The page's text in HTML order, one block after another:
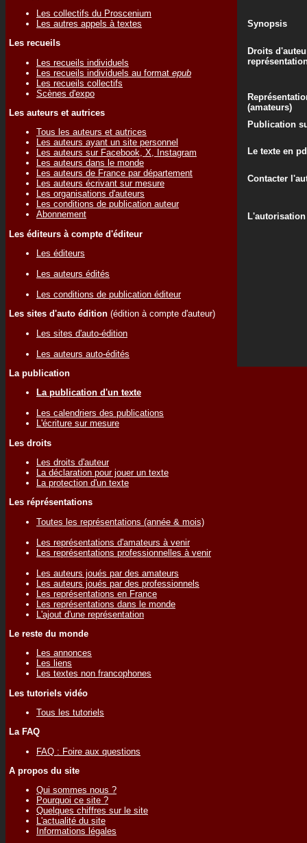
Les collectifs du Proscenium
Les autres appels à textes
Les recueils
Les recueils individuels
Les recueils individuels au format epub
Les recueils collectifs
Scènes d'expo
Les auteurs et autrices
Tous les auteurs et autrices
Les auteurs ayant un site personnel
Les auteurs sur Facebook, X, Instagram
Les auteurs dans le monde
Les auteurs de France par département
Les auteurs écrivant sur mesure
Les organisations d'auteurs
Les conditions de publication auteur
Abonnement
Les éditeurs à compte d'éditeur
Les éditeurs
Les auteurs édités
Les conditions de publication éditeur
Les sites d'auto édition (édition à compte d'auteur)
Les sites d'auto-édition
Les auteurs auto-édités
La publication
La publication d'un texte
Les calendriers des publications
L'écriture sur mesure
Les droits
Les droits d'auteur
La déclaration pour jouer un texte
La protection d'un texte
Les réprésentations
Toutes les représentations (année & mois)
Les représentations d'amateurs à venir
Les représentations professionnelles à venir
Les auteurs joués par des amateurs
Les auteurs joués par des professionnels
Les représentations en France
Les représentations dans le monde
L'ajout d'une représentation
Le reste du monde
Les annonces
Les liens
Les textes non francophones
Les tutoriels vidéo
Tous les tutoriels
La FAQ
FAQ : Foire aux questions
A propos du site
Qui sommes nous ?
Pourquoi ce site ?
Quelques chiffres sur le site
L'actualité du site
Informations légales
Synopsis
Droits
(amateurs)
Publication
Le texte en
Contacter
L'autorisation